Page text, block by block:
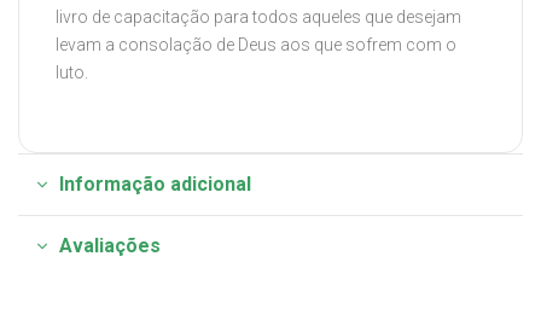
livro de capacitação para todos aqueles que desejam
levam a consolação de Deus aos que sofrem com o
luto.
Informação adicional
Avaliações